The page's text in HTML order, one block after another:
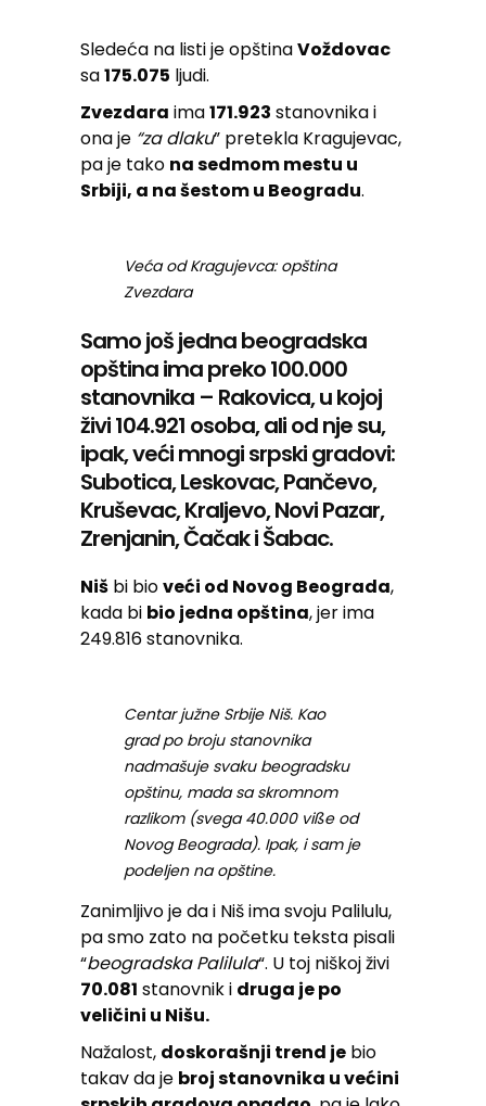
Sledeća na listi je opštinaVoždovac
sa175.075 ljudi.
Zvezdara ima171.923 stanovnika i
ona je “za dlaku” pretekla Kragujevac,
pa je tako na sedmom mestu u
Srbiji, a na šestom u Beogradu.
Veća od Kragujevca: opština
Zvezdara
Samo još jedna beogradska
opština ima preko 100.000
stanovnika – Rakovica, u kojoj
živi 104.921 osoba, ali od nje su,
ipak, veći mnogi srpski gradovi:
Subotica, Leskovac, Pančevo,
Kruševac, Kraljevo, Novi Pazar,
Zrenjanin, Čačak i Šabac.
Niš bi bioveći od Novog Beograda,
kada bi bio jedna opština, jer ima
249.816 stanovnika.
Centar južne Srbije Niš. Kao
grad po broju stanovnika
nadmašuje svaku beogradsku
opštinu, mada sa skromnom
razlikom (svega 40.000 viße od
Novog Beograda). Ipak, i sam je
podeljen na opštine.
Zanimljivo je da i Niš ima svoju Palilulu,
pa smo zato na početku teksta pisali
“beogradska Palilula“. U toj niškoj živi
70.081 stanovnik i druga je po
veličini u Nišu.
Nažalost, doskorašnji trend je bio
takav da je broj stanovnika u većini